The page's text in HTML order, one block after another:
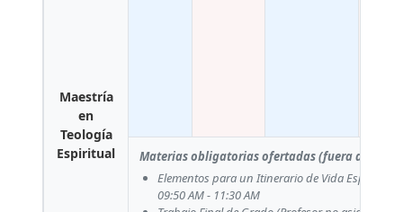
Maestría
en
Teología
Espiritual
Materias obligatorias ofertadas (fuera del plan
Elementos para un Itinerario de Vida Espiritual
09:50 AM - 11:30 AM